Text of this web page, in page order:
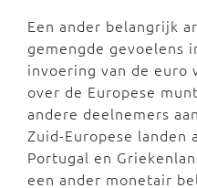
Een ander belangrijk
gemengde gevoelens
invoering van de euro
over de Europese
andere deelnemers
Zuid-Europese landen
Portugal en
een ander monetair